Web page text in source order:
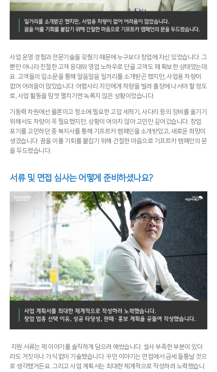
사업 운영 경험과 전문기술을 갖췄기 때문에 누구보다 창업에 자신 있었습니다. 그
뿐만 아니라 친절한 고객 응대와 영업 노하우로 단골 고객도 꽤 확보한 상태였는데
요. 고객들의 입소문을 통해 알음알음 일거리를 소개받곤 했지만, 사업용 차량이
없어 어려움이 많았습니다. 어렵사리 지인에게 차량을 빌려 출장에 나서야 할 정도
로, 사업 활동을 맘껏 펼치기엔 녹록지 않은 상황이었습니다.
기동력 차원에선 물론이고 청소에 필요한 고압 세척기, 사다리 등의 장비를 옮기기
위해서도 차량이 꼭 필요했지만, 상황이 여의치 않아 고민만 깊어갔습니다. 창업
포기를 고민하던 중 복지사를 통해 기프트카 캠페인을 소개받았고, 새로운 희망이
생겼습니다. 꿈을 이룰 기회를 붙잡기 위해 간절한 마음으로 기프트카 캠페인의 문
을 두드렸습니다.
서류 및 면접 심사는 어떻게 준비하셨나요?
지원 서류는 제 이야기를 솔직하게 담으려 애썼습니다. 설사 부족한 부분이 있더
라도 거짓이나 가식 없이 기술했습니다. 꾸민 이야기는 면접에서 금세 들통날 것으
로 생각했거든요. 그리고 사업 계획서는 최대한 체계적으로 작성하려 노력했습니